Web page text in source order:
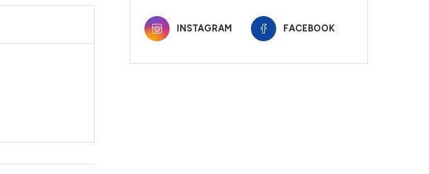
INSTAGRAM FACEBOOK